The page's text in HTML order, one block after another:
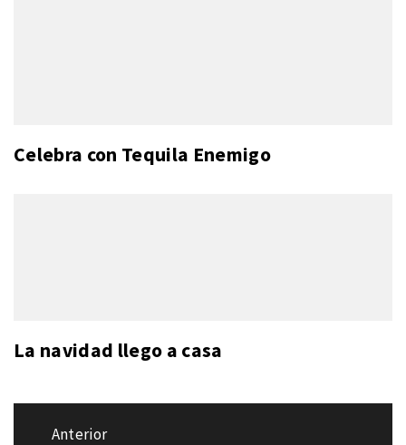
Celebra con Tequila Enemigo
La navidad llego a casa
Navegación
Anterior